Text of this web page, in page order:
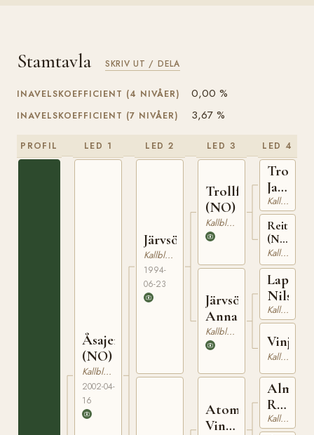
Stamtavla SKRIV UT / DELA
INAVELSKOEFFICIENT (4 NIVÅER) 0,00 %
INAVELSKOEFFICIENT (7 NIVÅER) 3,67 %
PROFIL LED 1
Åsajerven
(NO)
Kallblodig Travare
2002-04-
16
LED 2
Järvsöfaks
Kallblodig Travare
1994-
06-23
LED 3
Trollfaks
(NO)
Kallblodig Travare
Järvsö
Anna
Kallblodig Travare
Atom
Vinter
LED 4
Troll
Jahn
(NO)
Kallblodig Travare
Reitlisa
(NO)
T-
23099
Kallblodig Travare
Lapp
Nils
Kallblodig Travare
Kallblodig Travare
Alm
Rigel
(NO)
Kallblodig Travare